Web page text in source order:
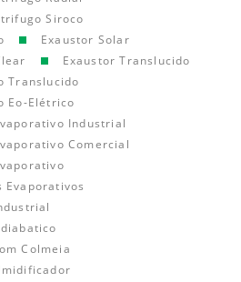
Siroco
Exaustor Solar
Exaustor Translucido
Translucido
Eo-Elétrico
Industrial
Comercial
Evaporativos
Colmeia